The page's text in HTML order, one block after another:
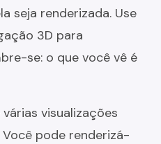
seja renderizada. Use
3D para
se: o que você vê é
visualizações
pode renderizá-